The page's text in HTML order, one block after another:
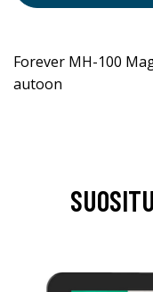
Forever MH-100
autoon